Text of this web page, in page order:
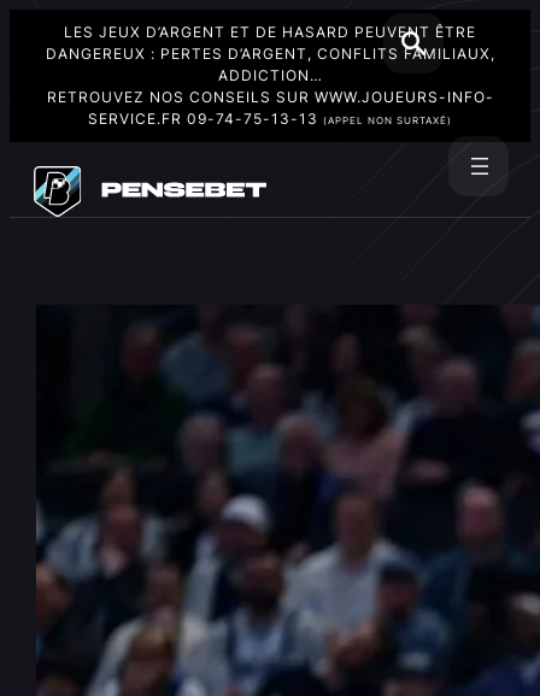
LES JEUX D’ARGENT ET DE HASARD PEUVENT ÊTRE
DANGEREUX : PERTES D’ARGENT, CONFLITS FAMILIAUX,
ADDICTION…
RETROUVEZ NOS CONSEILS SUR WWW.JOUEURS-INFO-
SERVICE.FR 09-74-75-13-13 (APPEL NON SURTAXÉ)
contenu
NBA : Wembanyama domine,
les Spurs s’imposent à Dallas